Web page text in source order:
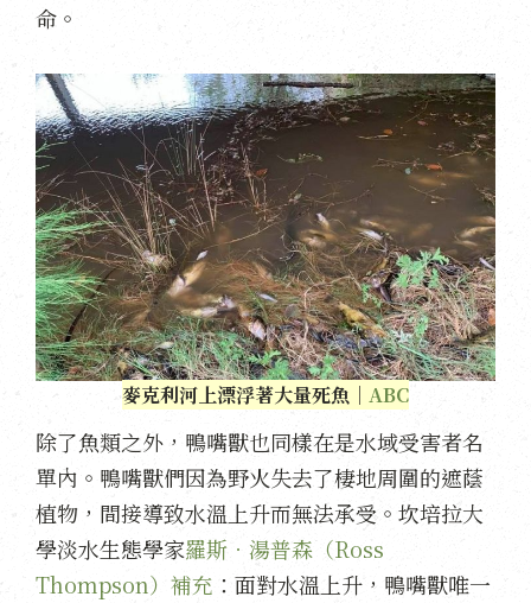
命。
麥克利河上漂浮著大量死魚｜ ABC
除了魚類之外，鴨嘴獸也同樣在是水域受害者名
單內。鴨嘴獸們因為野火失去了棲地周圍的遮蔭
植物，間接導致水溫上升而無法承受。坎培拉大
學淡水生態學家羅斯．湯普森（Ross
Thompson）補充 ：面對水溫上升，鴨嘴獸唯一